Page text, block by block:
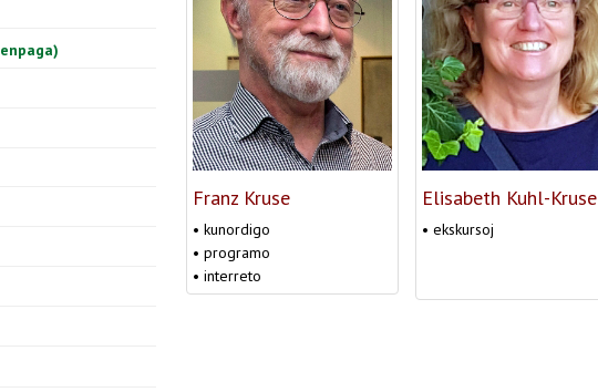
Franz Kruse
• kunordigo
• programo
• interreto
Elisabeth Kuhl-Kruse
• ekskursoj